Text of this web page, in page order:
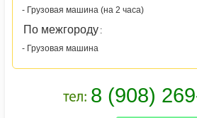
- Грузовая машина (на 2 часа)
По межгороду :
- Грузовая машина